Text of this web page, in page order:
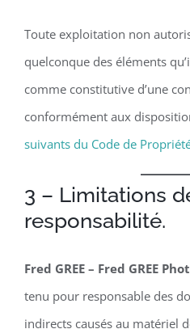
Toute exploitation non
quelconque des éléments
comme constitutive d’une
conformément aux
suivants du Code de
3 – Limitations
responsabilité.
Fred GREE – Fred GREE
tenu pour responsable des
indirects causés au matériel